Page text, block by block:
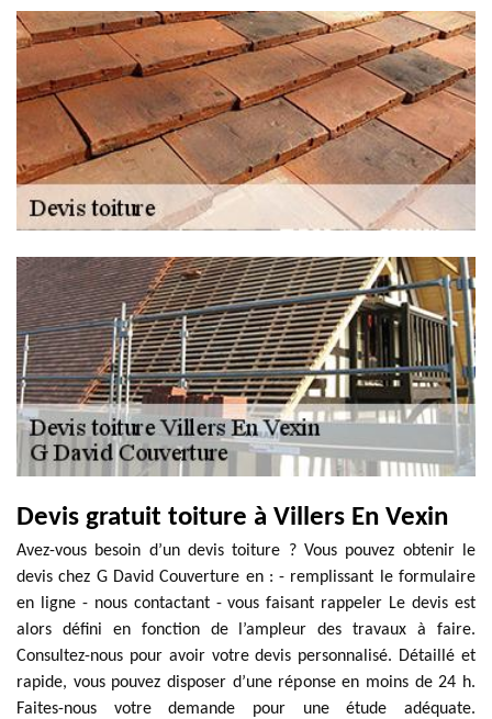
Devis gratuit toiture à Villers En Vexin
Avez-vous besoin d’un devis toiture ? Vous pouvez obtenir le
devis chez G David Couverture en : - remplissant le formulaire
en ligne - nous contactant - vous faisant rappeler Le devis est
alors défini en fonction de l’ampleur des travaux à faire.
Consultez-nous pour avoir votre devis personnalisé. Détaillé et
rapide, vous pouvez disposer d’une réponse en moins de 24 h.
Faites-nous votre demande pour une étude adéquate.